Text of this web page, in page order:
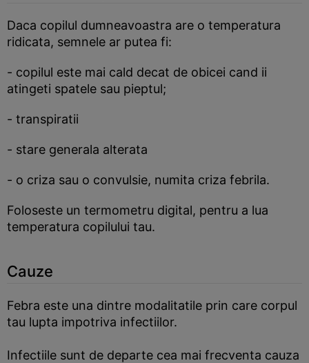
Daca copilul dumneavoastra are o temperatura
ridicata, semnele ar putea fi:
- copilul este mai cald decat de obicei cand ii
atingeti spatele sau pieptul;
- transpiratii
- stare generala alterata
- o criza sau o convulsie, numita criza febrila.
Foloseste un termometru digital, pentru a lua
temperatura copilului tau.
Cauze
Febra este una dintre modalitatile prin care corpul
tau lupta impotriva infectiilor.
Infectiile sunt de departe cea mai frecventa cauza